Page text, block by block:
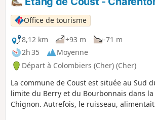
Office de tourisme
8,12 km
+93 m
-71 m
2h 35
Moyenne
Départ à Colombiers (Cher) (Cher)
La commune de Coust est située au Sud
limite du Berry et du Bourbonnais dans
Chignon. Autrefois, le ruisseau,